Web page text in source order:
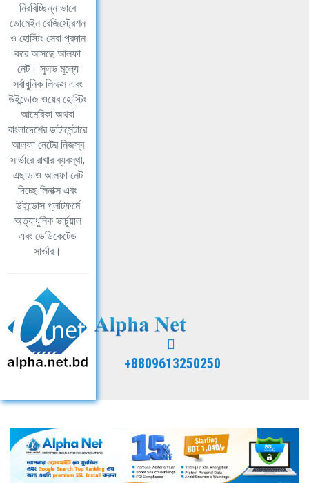
নিরবিচ্ছিন্ন ভাবে
ডোমেইন রেজিস্ট্রেশন
ও হোস্টিং সেবা প্রদান
করে আসছে আলফা
নেট। সুলভ মূল্যে
সর্বাধুনিক লিনাক্স এবং
উইন্ডোজ ওয়েব হোস্টিং
আমেরিকা অথবা
বাংলাদেশের ডাটাসেন্টারে
আলফা নেটের নিজস্ব
সার্ভারে রাখার ব্যবস্থা,
এছাড়াও আলফা নেট
দিচ্ছে লিনাক্স এবং
উইন্ডোস প্লাটফর্মে
অত্যাধুনিক ভার্চুয়াল
এবং ডেডিকেটেড
সার্ভার।
+8809613250250